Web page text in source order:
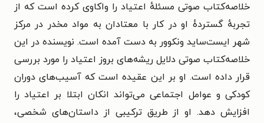
خلاصه‌کتاب صوتی مسئلهٔ اعتیاد را واکاوی کرده است که از
تجربهٔ گستردهٔ او در کار با معتادان به مواد مخدر در مرکز
شهر ایست‌ساید ونکوور به دست آمده است. نویسنده در این
خلاصه‌کتاب صوتی دلایل ریشه‌های بروز اعتیاد را مورد بررسی
قرار داده است. او بر این عقیده است که آسیب‌های دوران
کودکی و عوامل اجتماعی می‌تواند انکان ابتلا بر اعتیاد را
افزایش دهد. او از طریق ترکیبی از داستان‌های شخصی،